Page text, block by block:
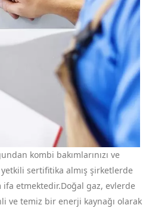
kombi bakımlarınızı ve
sertifitika almış şirketlerde
ifa etmektedir.Doğal gaz, evlerde
ve temiz bir enerji kaynağı olarak